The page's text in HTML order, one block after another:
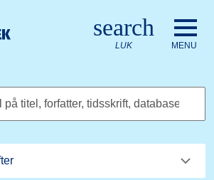
logo. Gå til Det Kongelige
search
LUK MENU
titel, forfatter, tidsskrift, database